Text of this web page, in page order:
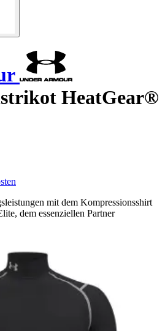
HeatGear®
mit dem Kompressionsshirt
dem essenziellen Partner